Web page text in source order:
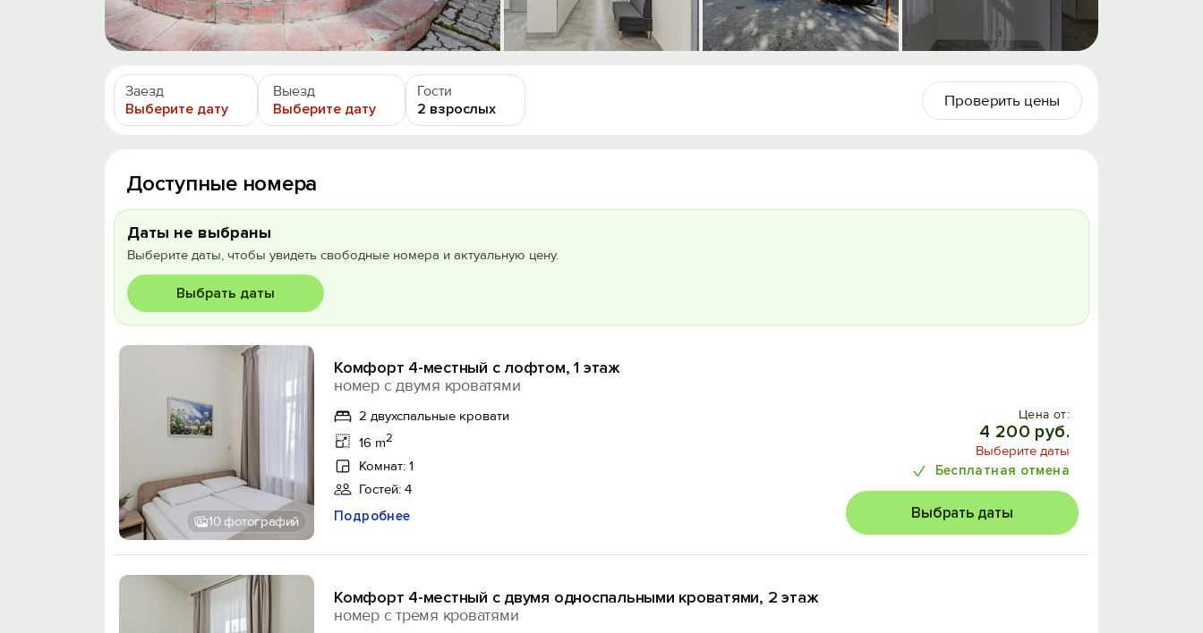
Заезд
Выберите дату
Выезд
Выберите дату
Гости
2 взрослых
Проверить цены
Доступные номера
Даты не выбраны
Выберите даты, чтобы увидеть свободные номера и актуальную цену.
Выбрать даты
10 фотографий
Комфорт 4-местный с лофтом, 1 этаж
номер с двумя кроватями
2 двухспальные кровати
16 m2
Комнат: 1
Гостей: 4
Подробнее
Цена от:
4 200 руб.
Выберите даты
Бесплатная отмена
Выбрать даты
Комфорт 4-местный с двумя односпальными кроватями, 2 этаж
номер с тремя кроватями